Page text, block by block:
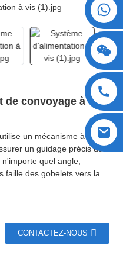
de convoyage à vis
un mécanisme à vis
un guidage précis du
quel angle,
faille des gobelets vers la
CONTACTEZ-NOUS